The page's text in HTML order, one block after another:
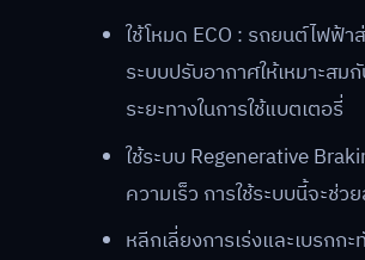
ใช้โหมด ECO : รถยนต์ไฟฟ้
ระบบปรับอากาศให้เหมาะส
ระยะทางในการใช้แบตเตอรี่
ใช้ระบบ Regenerative
ความเร็ว การใช้ระบบนี้จะช่
หลีกเลี่ยงการเร่งและเบรกก